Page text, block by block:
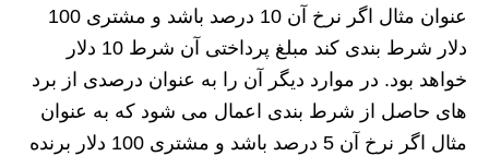
عنوان مثال اگر نرخ آن 10 درصد باشد و مشتری 100
دلار شرط بندی کند مبلغ پرداختی آن شرط 10 دلار
خواهد بود. در موارد دیگر آن را به عنوان درصدی از برد
های حاصل از شرط بندی اعمال می شود که به عنوان
مثال اگر نرخ آن 5 درصد باشد و مشتری 100 دلار برنده